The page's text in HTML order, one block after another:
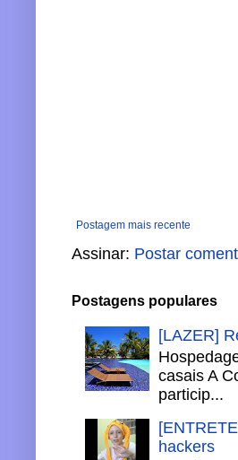
Postagem mais recente
Assinar: Postar
Postagens populares
[LAZER]
casais A
particip...
hackers